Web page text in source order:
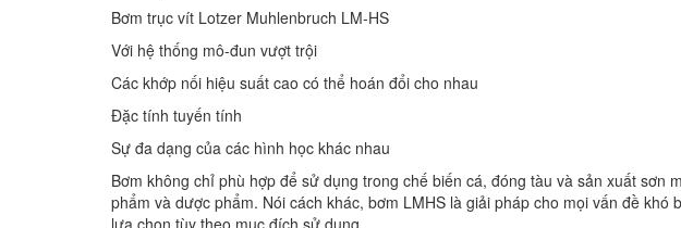
Bơm trục vít Lotzer Muhlenbruch LM-HS
Với hệ thống mô-đun vượt trội
Các khớp nối hiệu suất cao có thể hoán đổi cho nhau
Đặc tính tuyến tính
Sự đa dạng của các hình học khác nhau
Bơm không chỉ phù hợp để sử dụng trong chế biến cá, đóng tàu và sản xuất sơn
phẩm và dược phẩm. Nói cách khác, bơm LMHS là giải pháp cho mọi vấn đề
lựa chọn tùy theo mục đích sử dụng.